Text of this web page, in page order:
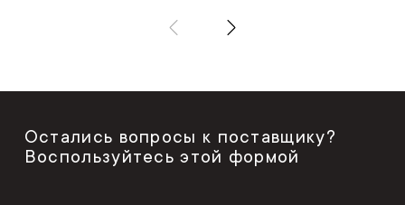
Остались вопросы к поставщику?
Воспользуйтесь этой формой